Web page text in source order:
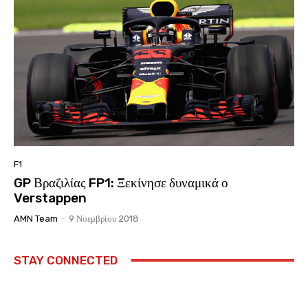
F1
GP Βραζιλίας FP1: Ξεκίνησε δυναμικά ο
Verstappen
AMN Team - 9 Νοεμβρίου 2018
STAY CONNECTED